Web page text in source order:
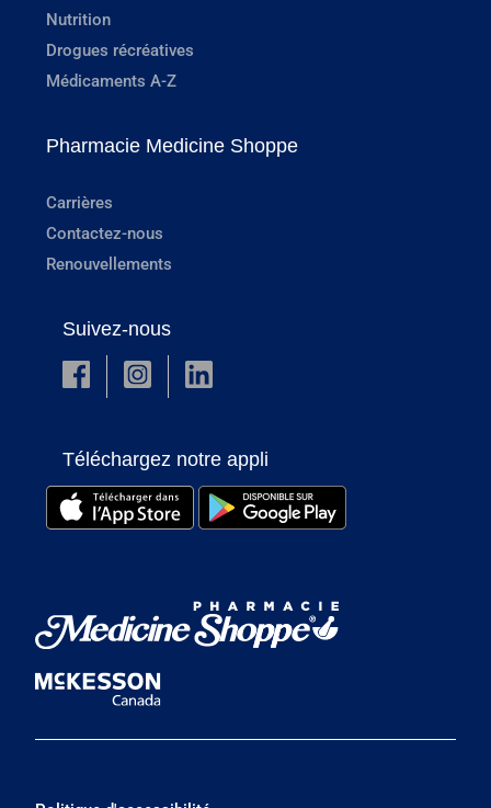
Nutrition
Drogues récréatives
Médicaments A-Z
Pharmacie Medicine Shoppe
Carrières
Contactez-nous
Renouvellements
Suivez-nous
Téléchargez notre appli